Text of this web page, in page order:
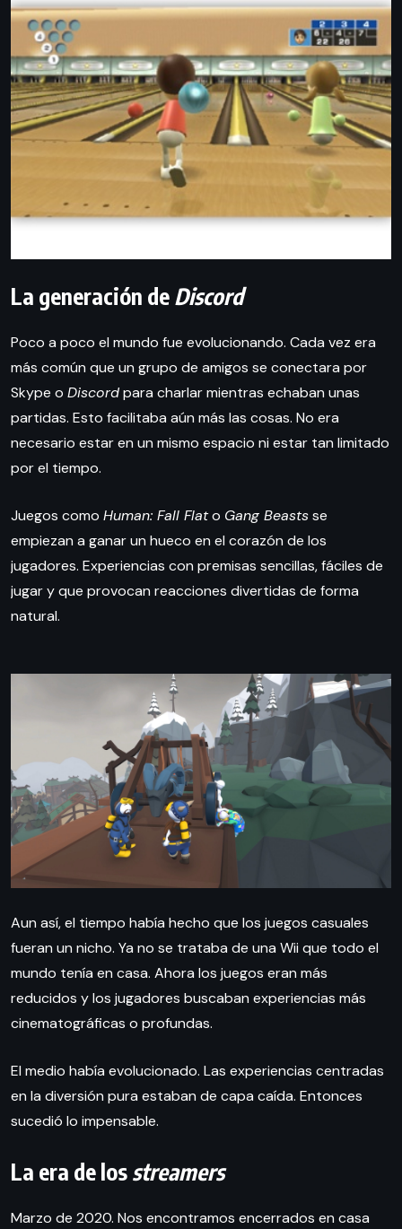
La generación deDiscord
Poco a poco el mundo fue evolucionando. Cada vez era
más común que un grupo de amigos se conectara por
Skype o Discordpara charlar mientras echaban unas
partidas. Esto facilitaba aún más las cosas. No era
necesario estar en un mismo espacio ni estar tan limitado
por el tiempo.
Juegos como Human: Fall Flato Gang Beastsse
empiezan a ganar un hueco en el corazón de los
jugadores. Experiencias con premisas sencillas, fáciles de
jugar y que provocan reacciones divertidas de forma
natural.
Aun así, el tiempo había hecho que los juegos casuales
fueran un nicho. Ya no se trataba de una Wii que todo el
mundo tenía en casa. Ahora los juegos eran más
reducidos y los jugadores buscaban experiencias más
cinematográficas o profundas.
El medio había evolucionado. Las experiencias centradas
en la diversión pura estaban de capa caída. Entonces
sucedió lo impensable.
La era de losstreamers
Marzo de 2020. Nos encontramos encerrados en casa